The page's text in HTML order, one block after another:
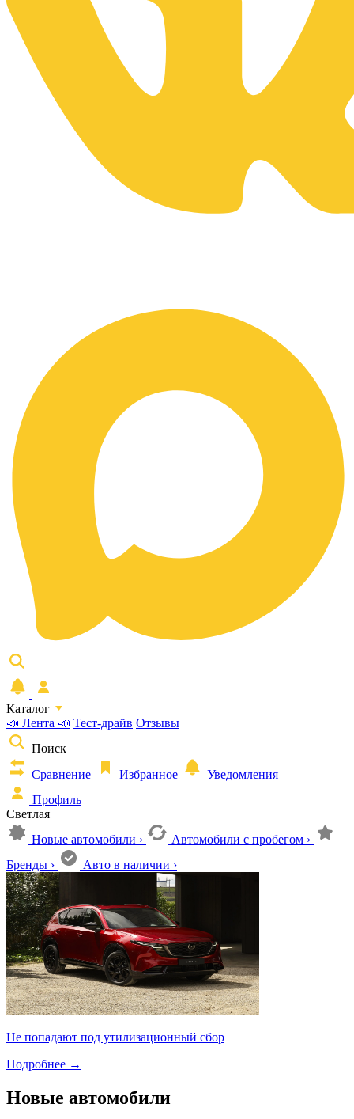
Каталог
📣 Лента 📣 Тест-драйв Отзывы
Поиск
Сравнение
Избранное
Уведомления
Профиль
Светлая
Новые автомобили › Автомобили с пробегом ›
Бренды › Авто в наличии ›
Не попадают под утилизационный сбор
Подробнее →
Новые автомобили